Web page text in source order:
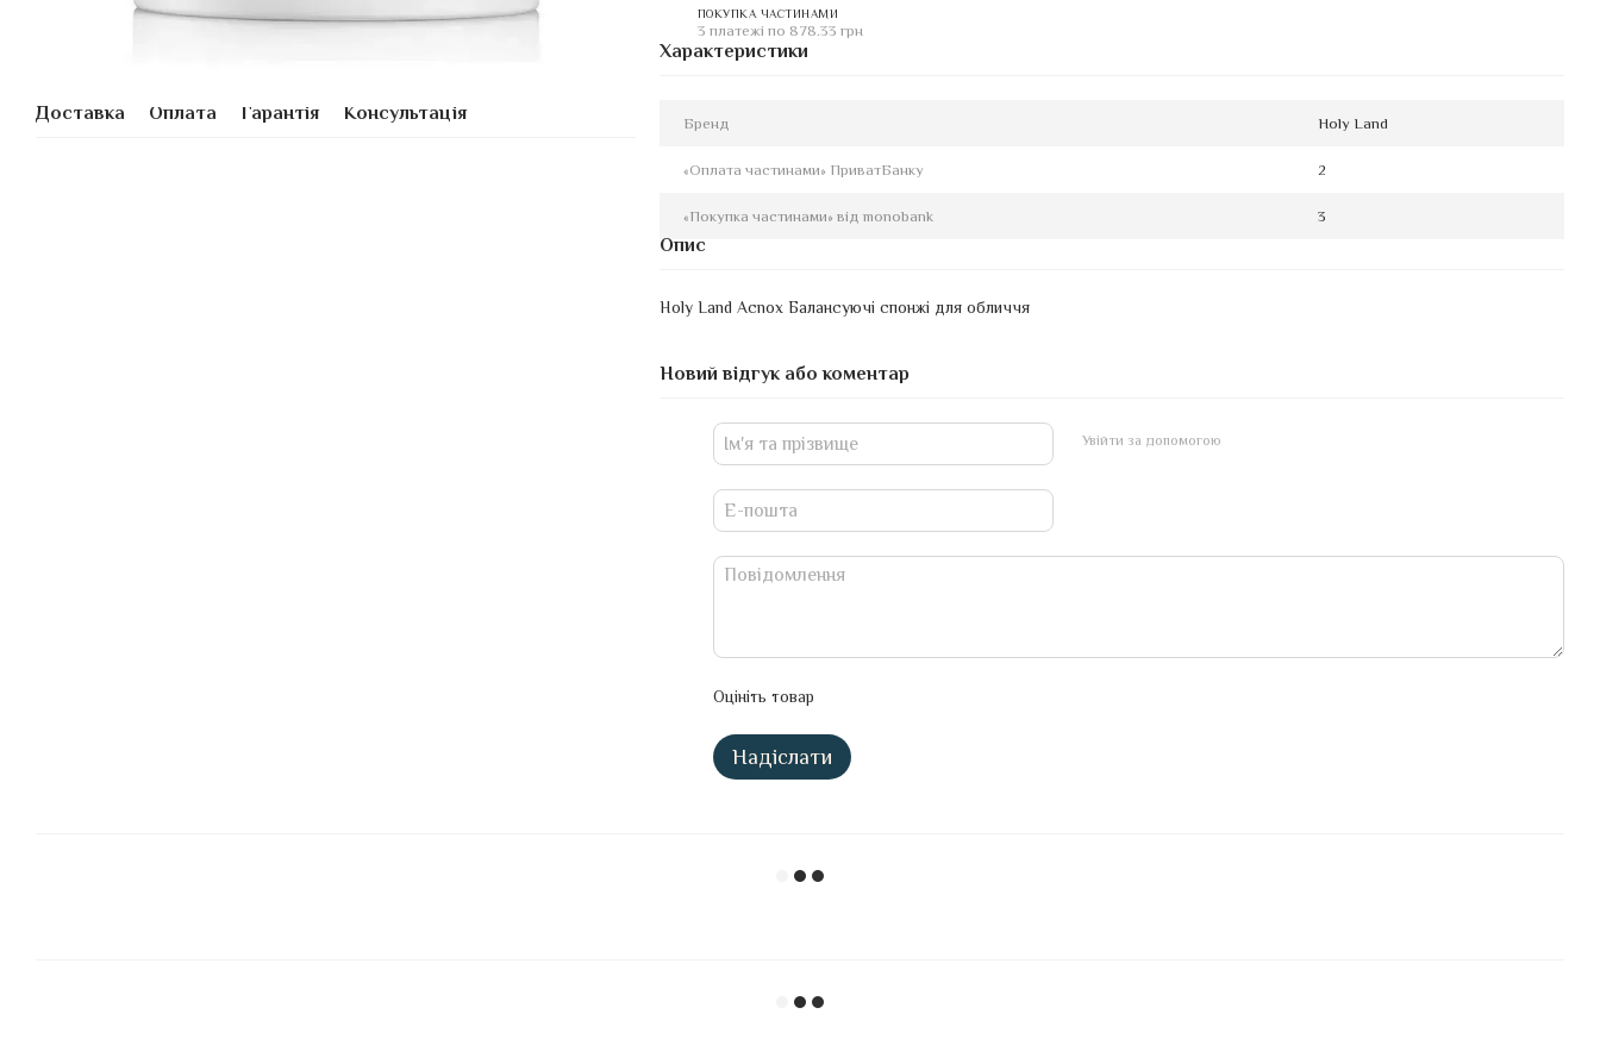
Доставка Оплата Гарантія Консультація
ПОКУПКА ЧАСТИНАМИ
3 платежі по 878.33 грн
Характеристики
Бренд Holy Land
«Оплата частинами» ПриватБанку 2
«Покупка частинами» від monobank 3
Опис
Holy Land Acnox Балансуючі спонжі для обличчя
Новий відгук або коментар
Увійти за допомогою
Оцініть товар
Надіслати